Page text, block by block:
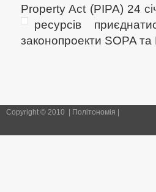
Property Act (PIPA) 24
ресурсів
законопроекти SOPA та
Copyright © 2010 | Політономія |